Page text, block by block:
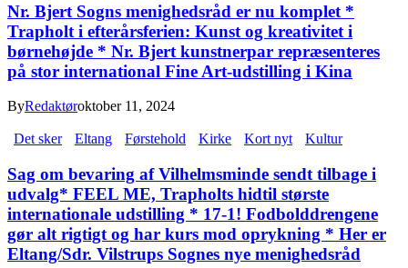
Nr. Bjert Sogns menighedsråd er nu komplet *
Trapholt i efterårsferien: Kunst og kreativitet i
børnehøjde * Nr. Bjert kunstnerpar repræsenteres
på stor international Fine Art-udstilling i Kina
ByRedaktøroktober 11, 2024
Det sker Eltang Førstehold Kirke Kort nyt Kultur
Sag om bevaring af Vilhelmsminde sendt tilbage i
udvalg* FEEL ME, Trapholts hidtil største
internationale udstilling * 17-1! Fodbolddrengene
gør alt rigtigt og har kurs mod oprykning * Her er
Eltang/Sdr. Vilstrups Sognes nye menighedsråd